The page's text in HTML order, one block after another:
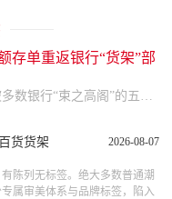
存单重返银行“货架”部
2026-08-07
货货架
陈列无标签。绝大多数普通潮
属审美体系与品牌标签，陷入